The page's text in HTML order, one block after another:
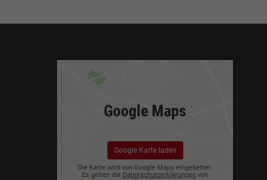
Google Maps
Google Karte laden
Die Karte wird von Google Maps eingebettet.
Es gelten die Datenschutzerklärungen von